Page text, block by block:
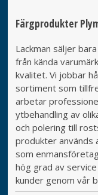
Färgprodukter
Lackman säljer
från kända
kvalitet. Vi jobbar
sortiment som
arbetar
ytbehandling av
och polering till
produkter används
som
hög grad av
kunder genom vår